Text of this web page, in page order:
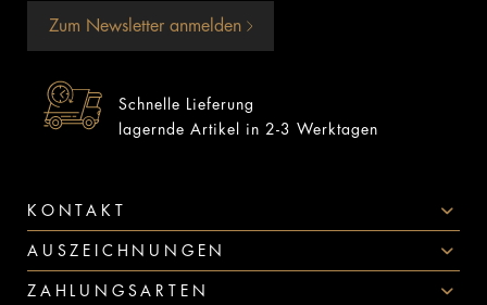
Zum Newsletter anmelden
Schnelle Lieferung
lagernde Artikel in 2-3 Werktagen
KONTAKT
AUSZEICHNUNGEN
ZAHLUNGSARTEN